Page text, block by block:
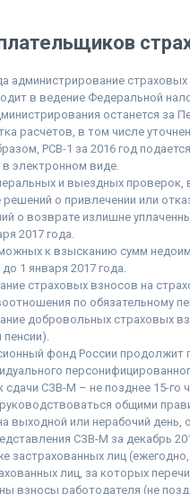
администрирование
в ведение Федеральной
останется
расчетов, в том числе
РСВ-1 за 2016 год
электронном виде.
и выездных проверок,
о привлечении или
о возврате излишне
2017 года.
к взысканию сумм
1 января 2017 года.
страховых взносов на
по обязательному
добровольных страховых
пенсии).
фонд России продолжит
сдачи СЗВ-М – не позднее 15-
общими
выходной или нерабочий
СЗВ-М за декабрь
застрахованных лиц
лиц, за которых
взносы работодателя (не